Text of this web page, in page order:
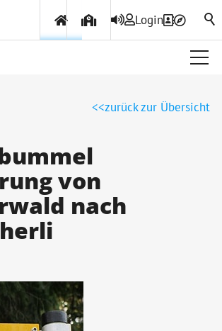
Login
& Services
zurück zur Übersicht
von
nach